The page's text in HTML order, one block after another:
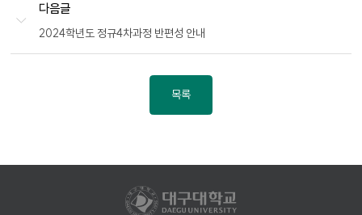
다음글
2024학년도 정규4차과정 반편성 안내
목록